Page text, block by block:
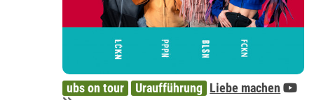
ubs on tour Uraufführung Liebe machen